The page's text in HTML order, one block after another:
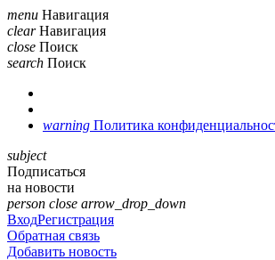
menu Навигация
clear Навигация
close Поиск
search Поиск
warning Политика
subject
Подписаться
на новости
person close arrow_drop_down
ВходРегистрация
Обратная связь
Добавить новость